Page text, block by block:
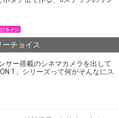
＆メシ
ーチョイス
サー搭載のシネマカメラを出して
1」シリーズって何がそんなにス